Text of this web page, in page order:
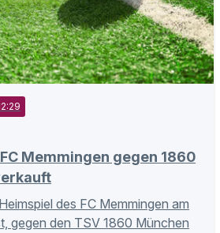
Memmingen gegen 1860
des FC Memmingen am
gegen den TSV 1860 München